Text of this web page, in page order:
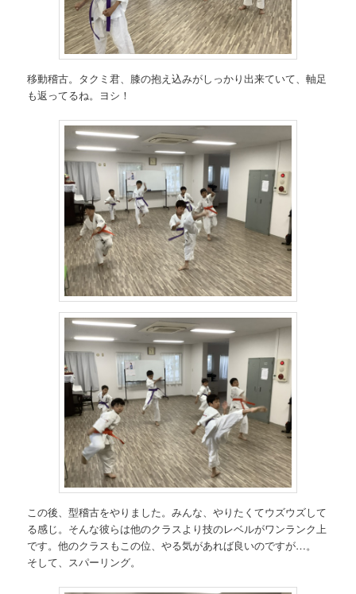
移動稽古。タクミ君、膝の抱え込みがしっかり出来ていて、軸足
も返ってるね。ヨシ！
この後、型稽古をやりました。みんな、やりたくてウズウズして
る感じ。そんな彼らは他のクラスより技のレベルがワンランク上
です。他のクラスもこの位、やる気があれば良いのですが…。
そして、スパーリング。